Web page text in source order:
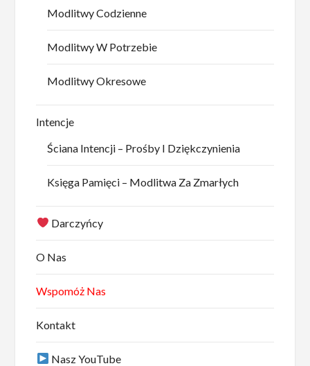
Modlitwy Codzienne
Modlitwy W Potrzebie
Modlitwy Okresowe
Intencje
Ściana Intencji – Prośby I Dziękczynienia
Księga Pamięci – Modlitwa Za Zmarłych
Darczyńcy
O Nas
Wspomóż Nas
Kontakt
Nasz YouTube